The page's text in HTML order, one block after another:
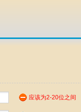
应该为2-20位之间